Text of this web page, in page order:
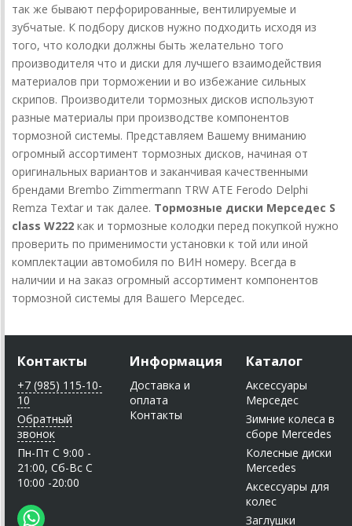
так же бывают перфорированные, вентилируемые и
зубчатые. К подбору дисков нужно подходить исходя из
того, что колодки должны быть желательно того
производителя что и диски для лучшего взаимодействия
материалов при торможении и во избежание сильных
скрипов. Производители тормозных дисков используют
разные материалы при производстве компонентов
тормозной системы. Представляем Вашему вниманию
огромный ассортимент тормозных дисков, начиная от
оригинальных вариантов и заканчивая качественными
брендами Brembo Zimmermann TRW ATE Ferodo Delphi
Remza Textar и так далее. Тормозные диски Мерседес S
class W222 как и тормозные колодки перед покупкой нужно
проверить по применимости установки к той или иной
комплектации автомобиля по ВИН номеру. Всегда в
наличии и на заказ огромный ассортимент компонентов
тормозной системы для Вашего Мерседес.
Контакты
+7 (985) 115-10-
10
Обратный
звонок
Пн-Пт C 9:00 -
21:00, Сб-Вс С
10:00 -20:00
Информация
Доставка и
оплата
Контакты
Каталог
Аксессуары
Мерседес
Зимние колеса в
сборе Mercedes
Колесные диски
Mercedes
Аксессуары для
колес
Заглушки